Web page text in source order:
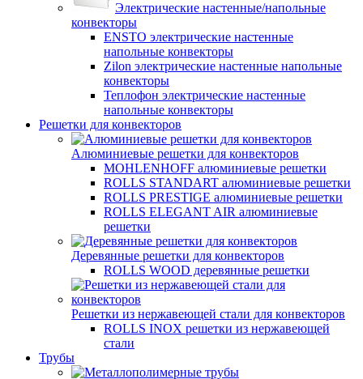
Электрические настенные/напольные
конвекторы
ENSTO электрические настенные
напольные конвекторы
Zilon электрические настенные напольные
конвекторы
Теплофон электрические настенные
напольные конвекторы
Решетки для конвекторов
Алюминиевые решетки для конвекторов
MOHLENHOFF алюминиевые решетки
ROLLS STANDART алюминиевые решетки
ROLLS PRESTIGE алюминиевые решетки
ROLLS ELEGANT AIR алюминиевые
решетки
Деревянные решетки для конвекторов
ROLLS WOOD деревянные решетки
Решетки из нержавеющей стали для конвекторов
ROLLS INOX решетки из нержавеющей
стали
Трубы